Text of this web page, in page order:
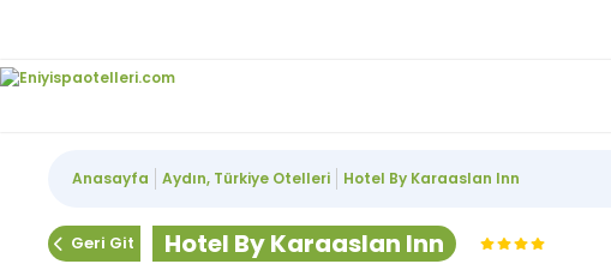
Anasayfa Aydın, Türkiye Otelleri Hotel By Karaaslan Inn
Geri Git
Hotel By Karaaslan Inn